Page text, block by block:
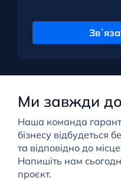
Ми завжди
Наша команда
бізнесу відбудеться
та відповідно до
Напишіть нам
проєкт.